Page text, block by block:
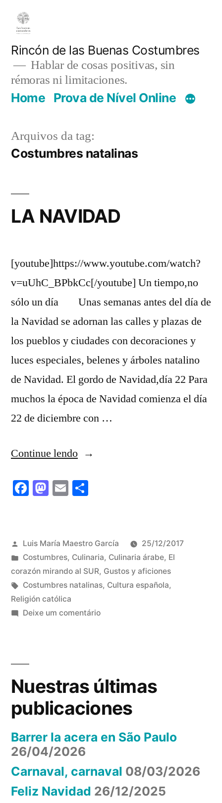
para
conteúdo
Rincón de las Buenas Costumbres
Hablar de cosas positivas, sin
rémoras ni limitaciones.
Home Prova de Nível Online
Arquivos da tag:
Costumbres natalinas
LA NAVIDAD
[youtube]https://www.youtube.com/watch?
v=uUhC_BPbkCc[/youtube] Un tiempo,no
sólo un día Unas semanas antes del día de
la Navidad se adornan las calles y plazas de
los pueblos y ciudades con decoraciones y
luces especiales, belenes y árboles natalino
de Navidad. El gordo de Navidad,día 22 Para
muchos la época de Navidad comienza el día
22 de diciembre con …
Continue lendo“LA
Facebook
Mastodon
Email
Publicado
por
Luis María Maestro García
25/12/2017
Publicado
em
Costumbres, Culinaria, Culinaria árabe, El
corazón mirando al SUR, Gustos y aficiones
Tags:
Costumbres natalinas, Cultura española,
Religión católica
Deixe um comentárioem
Nuestras últimas
publicaciones
Barrer la acera en São Paulo
26/04/2026
Carnaval, carnaval 08/03/2026
Feliz Navidad 26/12/2025